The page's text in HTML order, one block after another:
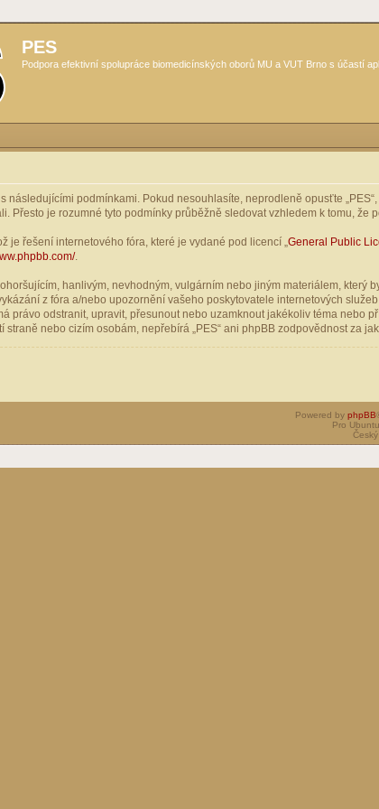
PES
Podpora efektivní spolupráce biomedicínských oborů MU a VUT Brno s účastí
následujícími podmínkami. Pokud nesouhlasíte, neprodleně opusťte
Přesto je rozumné tyto podmínky průběžně sledovat vzhledem k tomu, že
je řešení internetového fóra, které je vydané pod licencí „General Public
.
hanlivým, nevhodným, vulgárním nebo jiným materiálem, který
z fóra a/nebo upozornění vašeho poskytovatele internetových
právo odstranit, upravit, přesunout nebo uzamknout jakékoliv téma
straně nebo cizím osobám, nepřebírá „PES“ ani phpBB zodpovědnost za
Powered by phpBB
Pro